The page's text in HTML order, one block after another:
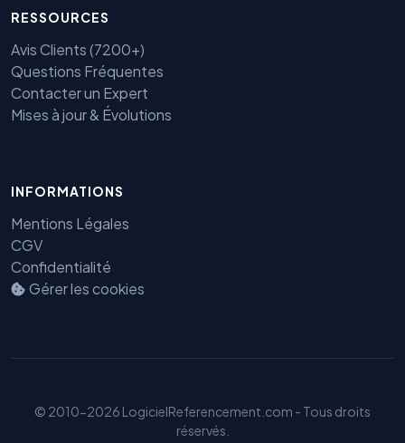
RESSOURCES
Avis Clients (7200+)
Questions Fréquentes
Contacter un Expert
Mises à jour & Évolutions
INFORMATIONS
Mentions Légales
CGV
Confidentialité
Gérer les cookies
© 2010-2026 LogicielReferencement.com - Tous droits
réservés.